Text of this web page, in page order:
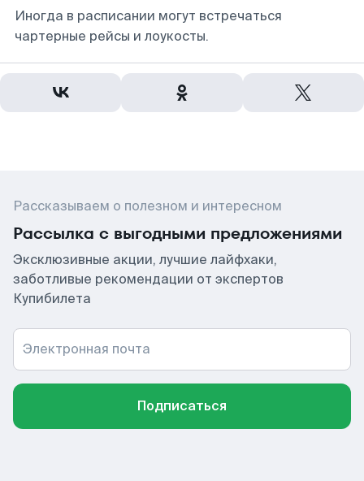
Иногда в расписании могут встречаться
чартерные рейсы и лоукосты.
Рассказываем о полезном и интересном
Рассылка с выгодными предложениями
Эксклюзивные акции, лучшие лайфхаки,
заботливые рекомендации от экспертов
Купибилета
Электронная почта
Подписаться